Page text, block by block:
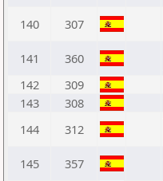
140 307
141 360
142
309
143
308
144
312
145 357